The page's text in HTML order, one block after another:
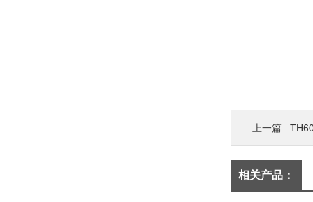
上一篇 :
相关产品：